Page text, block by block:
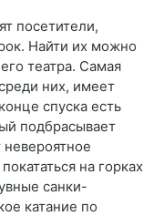
посетители,
Найти их можно
театра. Самая
них, имеет
спуска есть
подбрасывает
на горках
санки-
катание по